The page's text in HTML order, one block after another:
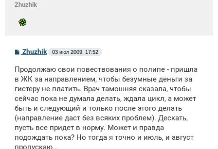
Zhuzhik
С
о
б
щ
н
и
Zhuzhik 03 июл 2009, 17:52
Продолжаю свои повествования о полипе - пришла
в ЖК за направлением, чтобы безумные деньги за
гистеру не платить. Врач тамошняя сказала, чтобы
сейчас пока не думала делать, ждала цикл, а может
быть и следующий и только после этого делать
(направление даст без всяких проблем). Дескать,
пусть все придет в норму. Может и правда
подождать пока? Но тогда я точно и июль, и август
пропускаю...